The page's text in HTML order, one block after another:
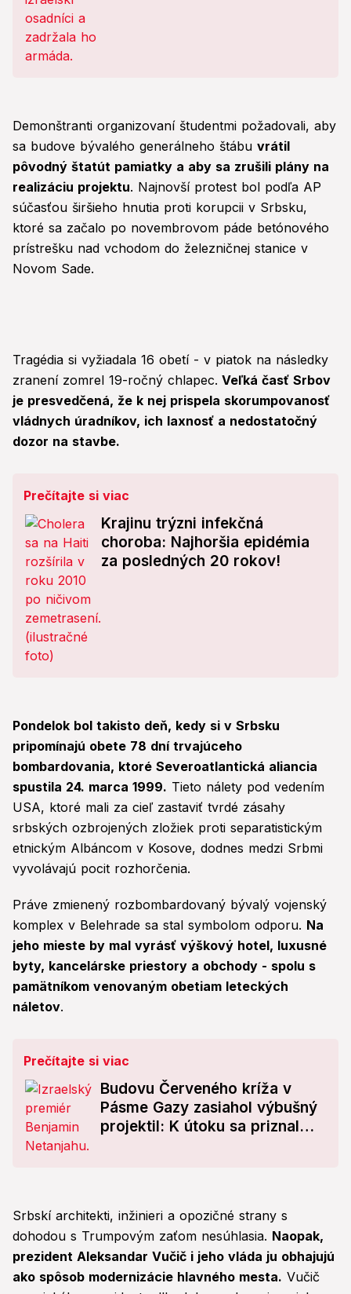
Demonštranti organizovaní študentmi požadovali, aby
sa budove bývalého generálneho štábu vrátil
pôvodný štatút pamiatky a aby sa zrušili plány na
realizáciu projektu. Najnovší protest bol podľa AP
súčasťou širšieho hnutia proti korupcii v Srbsku,
ktoré sa začalo po novembrovom páde betónového
prístrešku nad vchodom do železničnej stanice v
Novom Sade.
Tragédia si vyžiadala 16 obetí - v piatok na následky
zranení zomrel 19-ročný chlapec. Veľká časť Srbov
je presvedčená, že k nej prispela skorumpovanosť
vládnych úradníkov, ich laxnosť a nedostatočný
dozor na stavbe.
Prečítajte si viac
Krajinu trýzni infekčná
choroba: Najhoršia epidémia
za posledných 20 rokov!
Pondelok bol takisto deň, kedy si v Srbsku
pripomínajú obete 78 dní trvajúceho
bombardovania, ktoré Severoatlantická aliancia
spustila 24. marca 1999. Tieto nálety pod vedením
USA, ktoré mali za cieľ zastaviť tvrdé zásahy
srbských ozbrojených zložiek proti separatistickým
etnickým Albáncom v Kosove, dodnes medzi Srbmi
vyvolávajú pocit rozhorčenia.
Práve zmienený rozbombardovaný bývalý vojenský
komplex v Belehrade sa stal symbolom odporu. Na
jeho mieste by mal vyrásť výškový hotel, luxusné
byty, kancelárske priestory a obchody - spolu s
pamätníkom venovaným obetiam leteckých
náletov.
Prečítajte si viac
Budovu Červeného kríža v
Pásme Gazy zasiahol výbušný
projektil: K útoku sa priznal
Srbskí architekti, inžinieri a opozičné strany s
dohodou s Trumpovým zaťom nesúhlasia. Naopak,
prezident Aleksandar Vučič i jeho vláda ju obhajujú
ako spôsob modernizácie hlavného mesta. Vučič